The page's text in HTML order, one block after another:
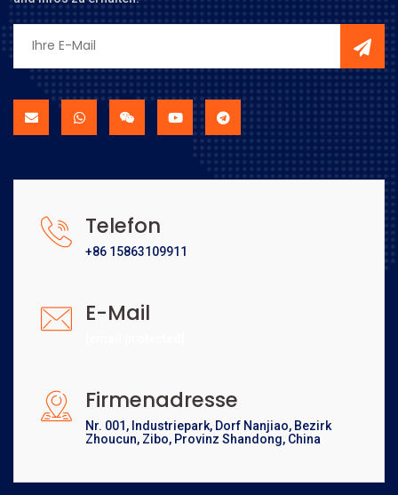
Telefon
+86 15863109911
E-Mail
Firmenadresse
Nr. 001, Industriepark, Dorf Nanjiao, Bezirk
Zhoucun, Zibo, Provinz Shandong, China